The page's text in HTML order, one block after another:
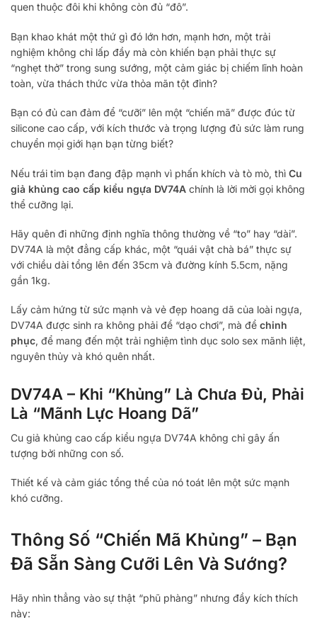
quen thuộc đôi khi không còn đủ “đô”.
Bạn khao khát một thứ gì đó lớn hơn, mạnh hơn, một trải
nghiệm không chỉ lấp đầy mà còn khiến bạn phải thực sự
“nghẹt thở” trong sung sướng, một cảm giác bị chiếm lĩnh hoàn
toàn, vừa thách thức vừa thỏa mãn tột đỉnh?
Bạn có đủ can đảm để “cưỡi” lên một “chiến mã” được đúc từ
silicone cao cấp, với kích thước và trọng lượng đủ sức làm rung
chuyển mọi giới hạn bạn từng biết?
Nếu trái tim bạn đang đập mạnh vì phấn khích và tò mò, thì Cu
giả khủng cao cấp kiểu ngựa DV74A chính là lời mời gọi không
thể cưỡng lại.
Hãy quên đi những định nghĩa thông thường về “to” hay “dài”.
DV74A là một đẳng cấp khác, một “quái vật chà bá” thực sự
với chiều dài tổng lên đến 35cm và đường kính 5.5cm, nặng
gần 1kg.
Lấy cảm hứng từ sức mạnh và vẻ đẹp hoang dã của loài ngựa,
DV74A được sinh ra không phải để “dạo chơi”, mà để chinh
phục, để mang đến một trải nghiệm tình dục solo sex mãnh liệt,
nguyên thủy và khó quên nhất.
DV74A – Khi “Khủng” Là Chưa Đủ, Phải
Là “Mãnh Lực Hoang Dã”
Cu giả khủng cao cấp kiểu ngựa DV74A không chỉ gây ấn
tượng bởi những con số.
Thiết kế và cảm giác tổng thể của nó toát lên một sức mạnh
khó cưỡng.
Thông Số “Chiến Mã Khủng” – Bạn
Đã Sẵn Sàng Cưỡi Lên Và Sướng?
Hãy nhìn thẳng vào sự thật “phũ phàng” nhưng đầy kích thích
này: